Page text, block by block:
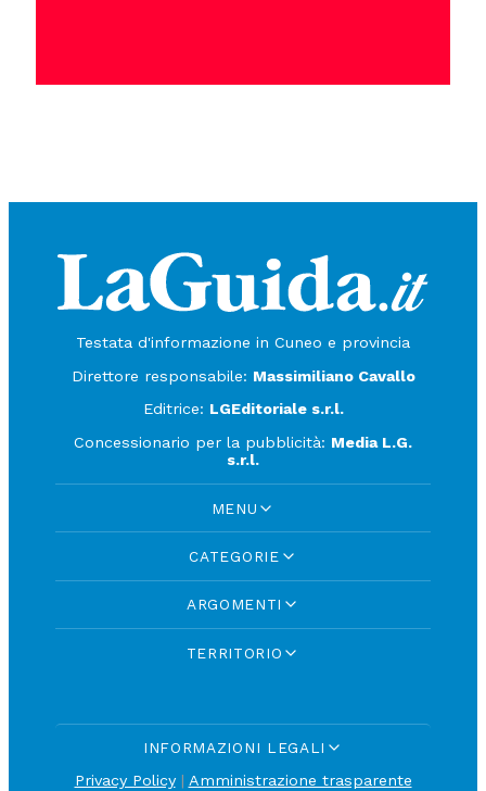
Testata d'informazione in Cuneo e provincia
Direttore responsabile: Massimiliano Cavallo
Editrice: LGEditoriale s.r.l.
Concessionario per la pubblicità: Media L.G.
s.r.l.
MENU
CATEGORIE
ARGOMENTI
TERRITORIO
INFORMAZIONI LEGALI
Privacy Policy| Amministrazione trasparente